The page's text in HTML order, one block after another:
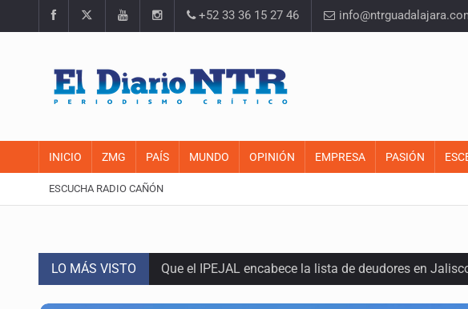
+52 33 36 15 27 46
INICIO ZMG PAÍS MUNDO OPINIÓN EMPRESA PASIÓN
ESCUCHA RADIO CAÑÓN
LO MÁS VISTO Que el IPEJAL encabece la lista de deudores en
Critican inoperancia de la ASEJ para recuperar